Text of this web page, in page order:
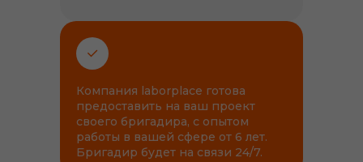
Компания laborplace готова
предоставить на ваш проект
своего бригадира, с опытом
работы в вашей сфере от 6 лет.
Бригадир будет на связи 24/7.